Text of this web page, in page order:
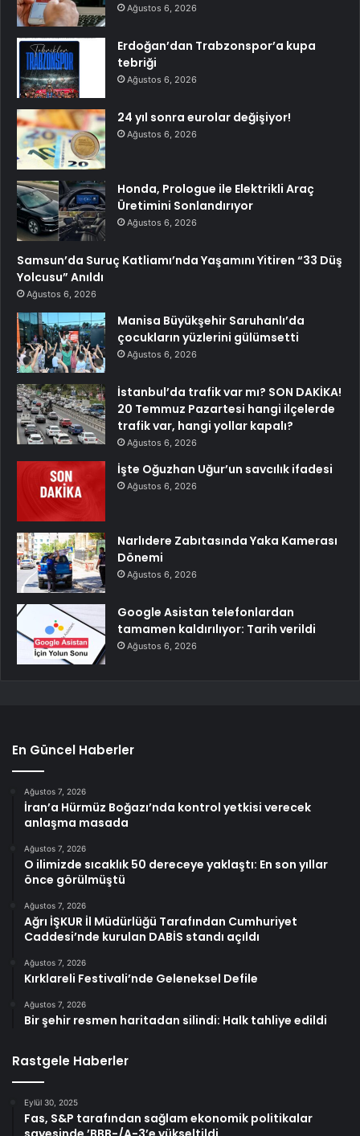
Ağustos 6, 2026
Erdoğan’dan Trabzonspor’a kupa
tebriği
Ağustos 6, 2026
24 yıl sonra eurolar değişiyor!
Ağustos 6, 2026
Honda, Prologue ile Elektrikli Araç
Üretimini Sonlandırıyor
Ağustos 6, 2026
Samsun’da Suruç Katliamı’nda Yaşamını Yitiren “33 Düş
Yolcusu” Anıldı
Ağustos 6, 2026
Manisa Büyükşehir Saruhanlı’da
çocukların yüzlerini gülümsetti
Ağustos 6, 2026
İstanbul’da trafik var mı? SON DAKİKA!
20 Temmuz Pazartesi hangi ilçelerde
trafik var, hangi yollar kapalı?
Ağustos 6, 2026
İşte Oğuzhan Uğur’un savcılık ifadesi
Ağustos 6, 2026
Narlıdere Zabıtasında Yaka Kamerası
Dönemi
Ağustos 6, 2026
Google Asistan telefonlardan
tamamen kaldırılıyor: Tarih verildi
Ağustos 6, 2026
En Güncel Haberler
Ağustos 7, 2026
İran’a Hürmüz Boğazı’nda kontrol yetkisi verecek
anlaşma masada
Ağustos 7, 2026
O ilimizde sıcaklık 50 dereceye yaklaştı: En son yıllar
önce görülmüştü
Ağustos 7, 2026
Ağrı İŞKUR İl Müdürlüğü Tarafından Cumhuriyet
Caddesi’nde kurulan DABİS standı açıldı
Ağustos 7, 2026
Kırklareli Festivali’nde Geleneksel Defile
Ağustos 7, 2026
Bir şehir resmen haritadan silindi: Halk tahliye edildi
Rastgele Haberler
Eylül 30, 2025
Fas, S&P tarafından sağlam ekonomik politikalar